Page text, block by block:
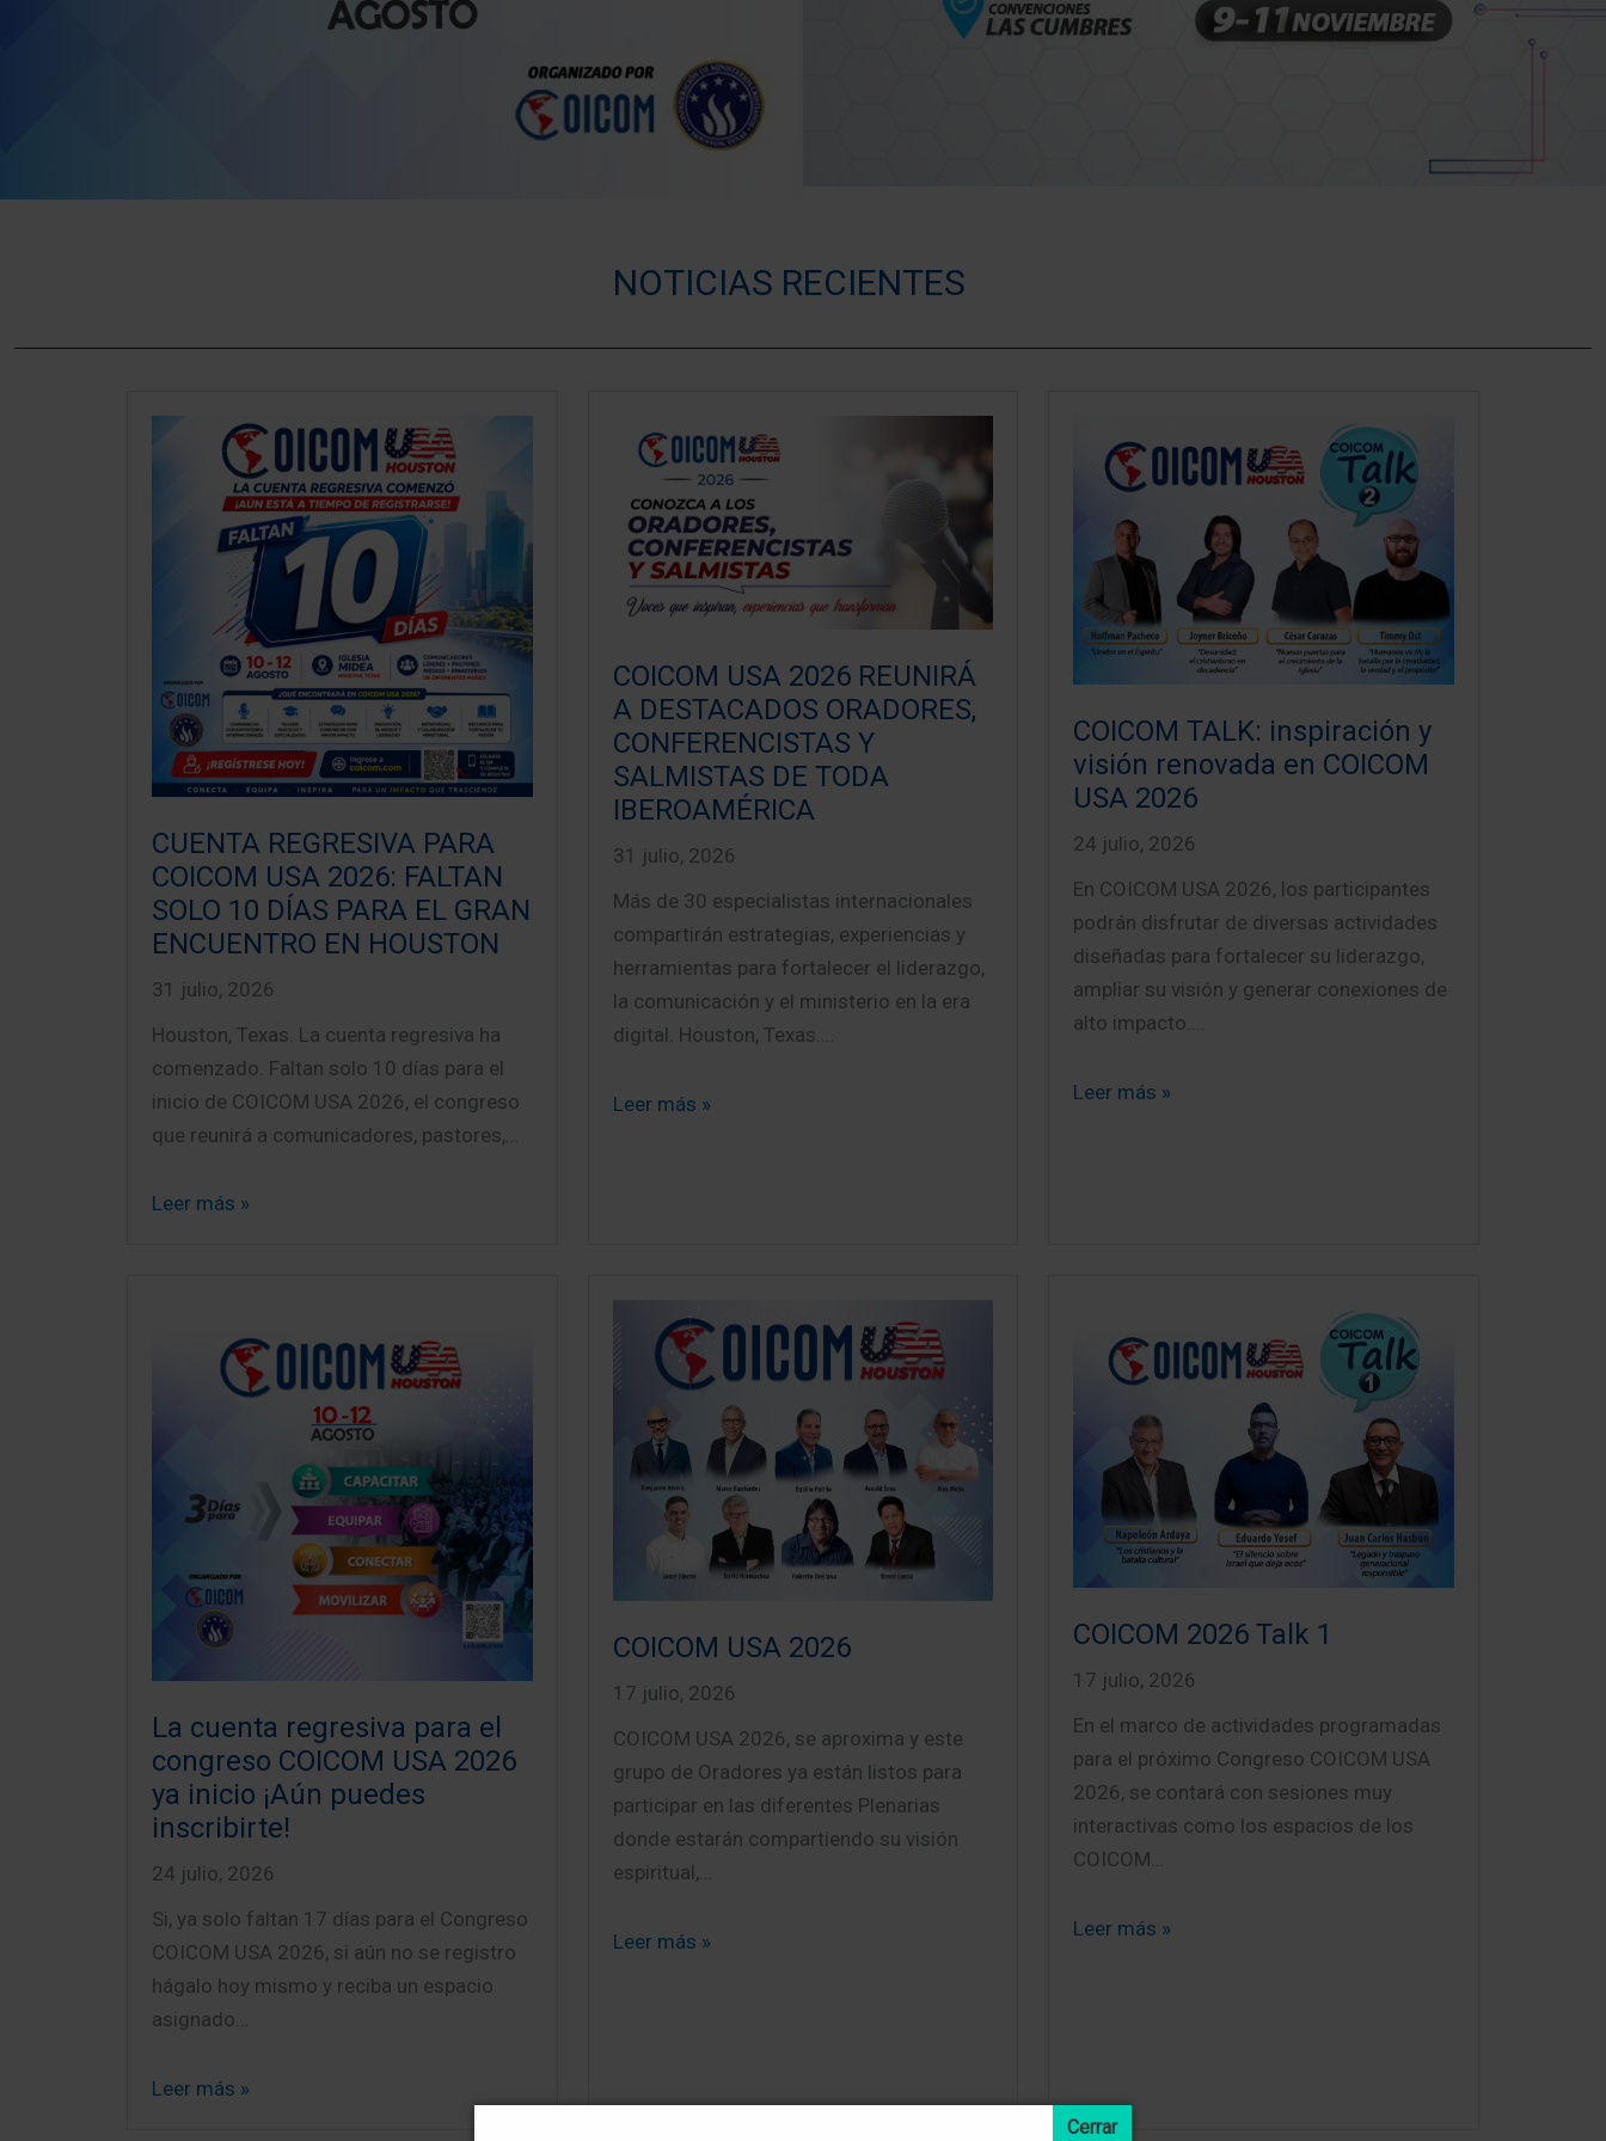
NOTICIAS RECIENTES
CUENTA REGRESIVA PARA
COICOM USA 2026: FALTAN
SOLO 10 DÍAS PARA EL GRAN
ENCUENTRO EN HOUSTON
31 julio, 2026
Houston, Texas. La cuenta regresiva ha
comenzado. Faltan solo 10 días para el
inicio de COICOM USA 2026, el congreso
que reunirá a comunicadores, pastores,…
Leer más »
COICOM USA 2026 REUNIRÁ
A DESTACADOS ORADORES,
CONFERENCISTAS Y
SALMISTAS DE TODA
IBEROAMÉRICA
31 julio, 2026
Más de 30 especialistas internacionales
compartirán estrategias, experiencias y
herramientas para fortalecer el liderazgo,
la comunicación y el ministerio en la era
digital. Houston, Texas.…
Leer más »
COICOM TALK: inspiración y
visión renovada en COICOM
USA 2026
24 julio, 2026
En COICOM USA 2026, los participantes
podrán disfrutar de diversas actividades
diseñadas para fortalecer su liderazgo,
ampliar su visión y generar conexiones de
alto impacto.…
Leer más »
La cuenta regresiva para el
congreso COICOM USA 2026
ya inicio ¡Aún puedes
inscribirte!
24 julio, 2026
Si, ya solo faltan 17 días para el Congreso
COICOM USA 2026, si aún no se registro
hágalo hoy mismo y reciba un espacio
asignado…
Leer más »
COICOM USA 2026
17 julio, 2026
COICOM USA 2026, se aproxima y este
grupo de Oradores ya están listos para
participar en las diferentes Plenarias
donde estarán compartiendo su visión
espiritual,…
Leer más »
COICOM 2026 Talk 1
17 julio, 2026
En el marco de actividades programadas
para el próximo Congreso COICOM USA
2026, se contará con sesiones muy
interactivas como los espacios de los
COICOM…
Leer más »